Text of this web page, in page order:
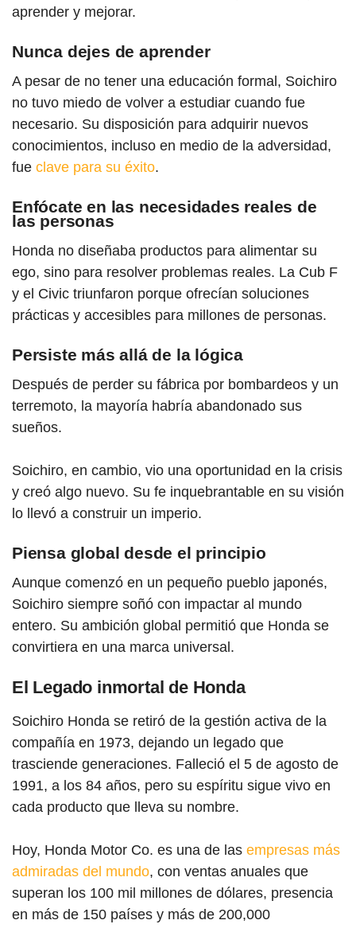
aprender y mejorar.
Nunca dejes de aprender
A pesar de no tener una educación formal, Soichiro
no tuvo miedo de volver a estudiar cuando fue
necesario. Su disposición para adquirir nuevos
conocimientos, incluso en medio de la adversidad,
fue clave para su éxito.
Enfócate en las necesidades reales de
las personas
Honda no diseñaba productos para alimentar su
ego, sino para resolver problemas reales. La Cub F
y el Civic triunfaron porque ofrecían soluciones
prácticas y accesibles para millones de personas.
Persiste más allá de la lógica
Después de perder su fábrica por bombardeos y un
terremoto, la mayoría habría abandonado sus
sueños.
Soichiro, en cambio, vio una oportunidad en la crisis
y creó algo nuevo. Su fe inquebrantable en su visión
lo llevó a construir un imperio.
Piensa global desde el principio
Aunque comenzó en un pequeño pueblo japonés,
Soichiro siempre soñó con impactar al mundo
entero. Su ambición global permitió que Honda se
convirtiera en una marca universal.
El Legado inmortal de Honda
Soichiro Honda se retiró de la gestión activa de la
compañía en 1973, dejando un legado que
trasciende generaciones. Falleció el 5 de agosto de
1991, a los 84 años, pero su espíritu sigue vivo en
cada producto que lleva su nombre.
Hoy, Honda Motor Co. es una de las empresas más
admiradas del mundo, con ventas anuales que
superan los 100 mil millones de dólares, presencia
en más de 150 países y más de 200,000